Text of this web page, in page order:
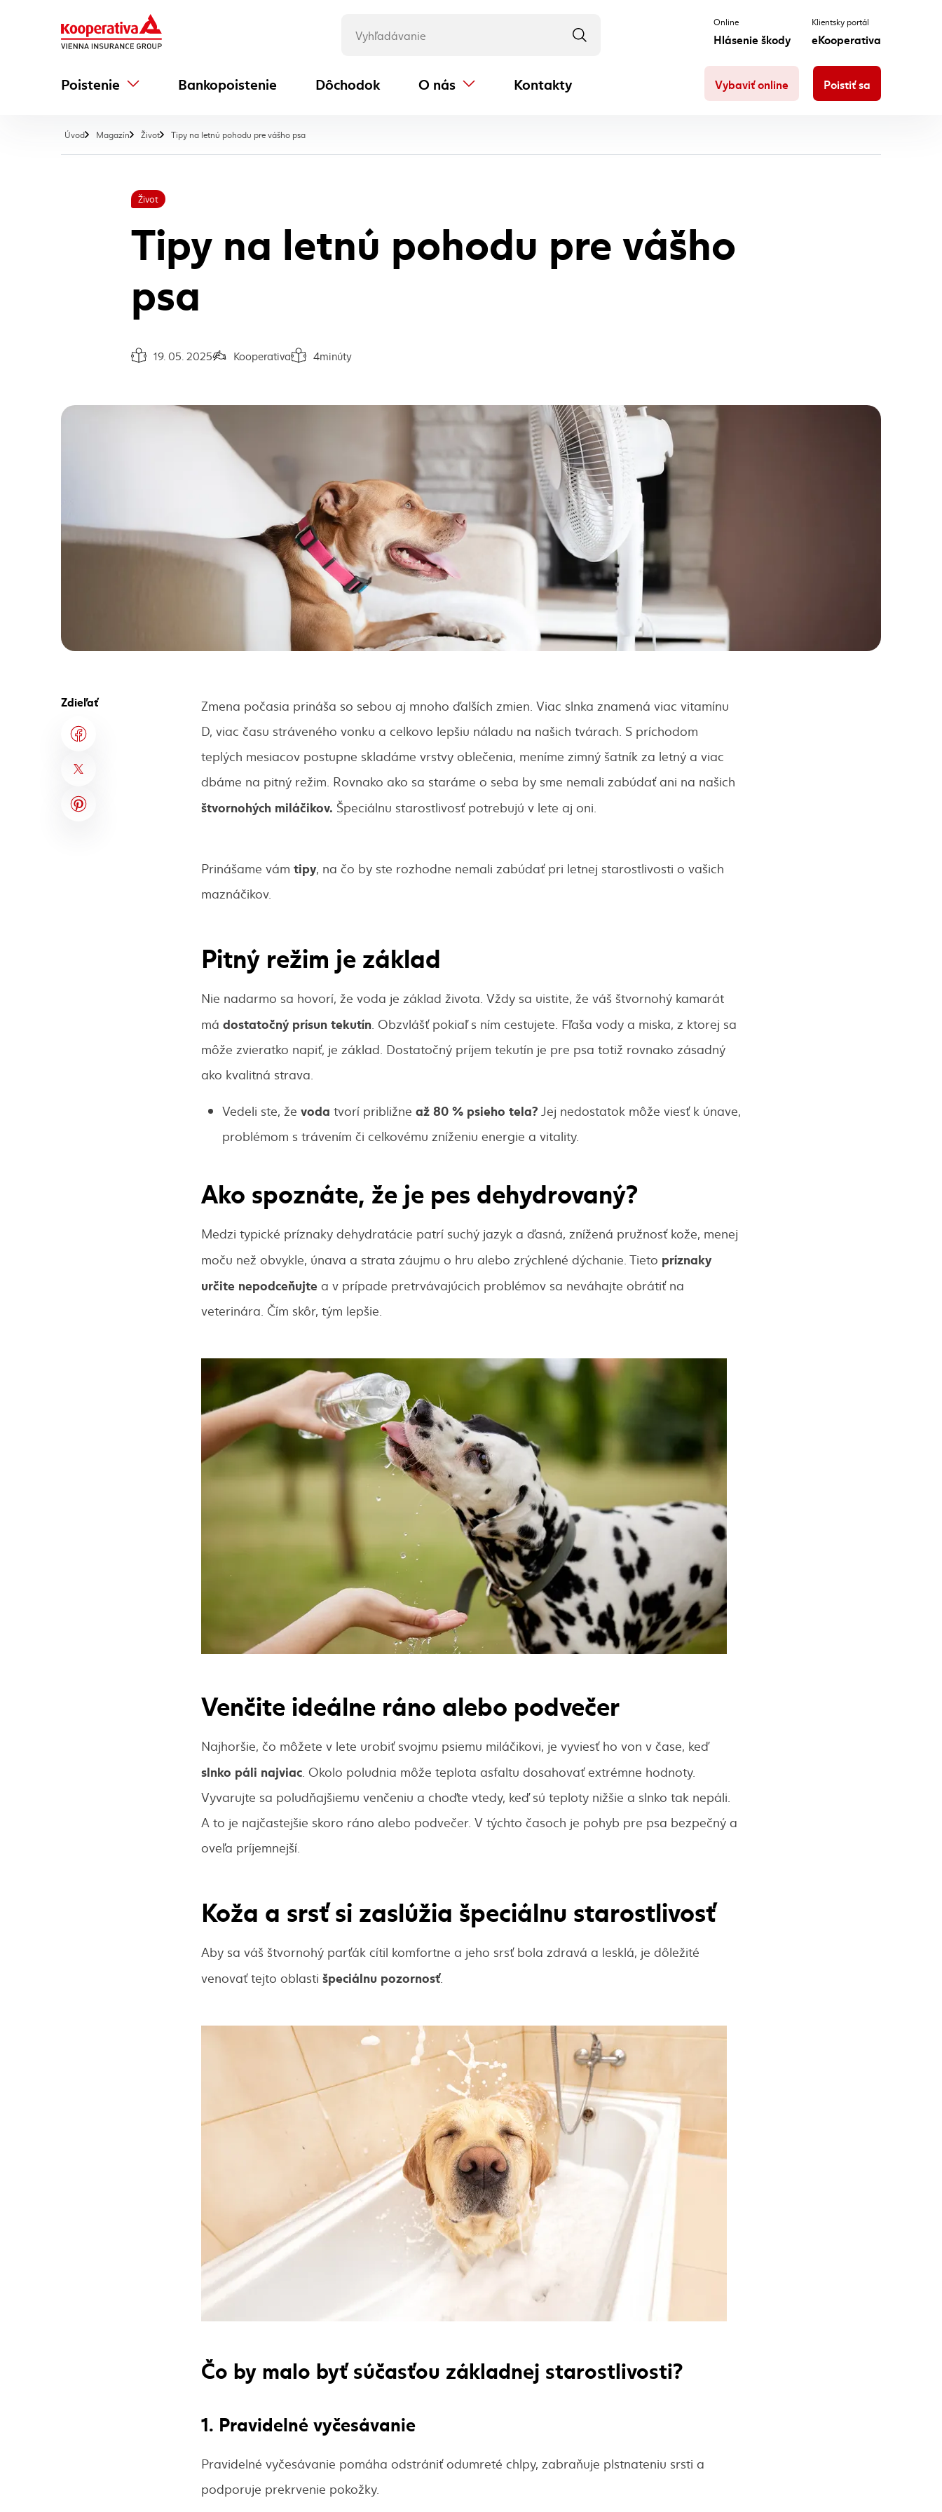
Online
Hlásenie škody
Klientsky portál
eKooperativa
Poistenie Bankopoistenie Dôchodok
(externý odkaz) O nás Kontakty Vybaviť online Poistiť sa
Úvod Magazín Život Tipy na letnú pohodu pre vášho psa, aktuálna stránka
Život
Tipy na letnú pohodu pre vášho
psa
Dátum vydania článku:
19. 05. 2025Autor článku:
KooperativaČas na prečítanie článku:
4minúty
Zdieľať
Zmena počasia prináša so sebou aj mnoho ďalších zmien. Viac slnka znamená viac vitamínu
D, viac času stráveného vonku a celkovo lepšiu náladu na našich tvárach. S príchodom
teplých mesiacov postupne skladáme vrstvy oblečenia, meníme zimný šatník za letný a viac
dbáme na pitný režim. Rovnako ako sa staráme o seba by sme nemali zabúdať ani na našich
štvornohých miláčikov. Špeciálnu starostlivosť potrebujú v lete aj oni.
Prinášame vám tipy, na čo by ste rozhodne nemali zabúdať pri letnej starostlivosti o vašich
maznáčikov.
Pitný režim je základ
Nie nadarmo sa hovorí, že voda je základ života. Vždy sa uistite, že váš štvornohý kamarát
má dostatočný prísun tekutín. Obzvlášť pokiaľ s ním cestujete. Fľaša vody a miska, z ktorej sa
môže zvieratko napiť, je základ. Dostatočný príjem tekutín je pre psa totiž rovnako zásadný
ako kvalitná strava.
Vedeli ste, že voda tvorí približne až 80 % psieho tela? Jej nedostatok môže viesť k únave,
problémom s trávením či celkovému zníženiu energie a vitality.
Ako spoznáte, že je pes dehydrovaný?
Medzi typické príznaky dehydratácie patrí suchý jazyk a ďasná, znížená pružnosť kože, menej
moču než obvykle, únava a strata záujmu o hru alebo zrýchlené dýchanie. Tieto príznaky
určite nepodceňujte a v prípade pretrvávajúcich problémov sa neváhajte obrátiť na
veterinára. Čím skôr, tým lepšie.
Venčite ideálne ráno alebo podvečer
Najhoršie, čo môžete v lete urobiť svojmu psiemu miláčikovi, je vyviesť ho von v čase, keď
slnko páli najviac. Okolo poludnia môže teplota asfaltu dosahovať extrémne hodnoty.
Vyvarujte sa poludňajšiemu venčeniu a choďte vtedy, keď sú teploty nižšie a slnko tak nepáli.
A to je najčastejšie skoro ráno alebo podvečer. V týchto časoch je pohyb pre psa bezpečný a
oveľa príjemnejší.
Koža a srsť si zaslúžia špeciálnu starostlivosť
Aby sa váš štvornohý parťák cítil komfortne a jeho srsť bola zdravá a lesklá, je dôležité
venovať tejto oblasti špeciálnu pozornosť.
Čo by malo byť súčasťou základnej starostlivosti?
1. Pravidelné vyčesávanie
Pravidelné vyčesávanie pomáha odstrániť odumreté chlpy, zabraňuje plstnateniu srsti a
podporuje prekrvenie pokožky.